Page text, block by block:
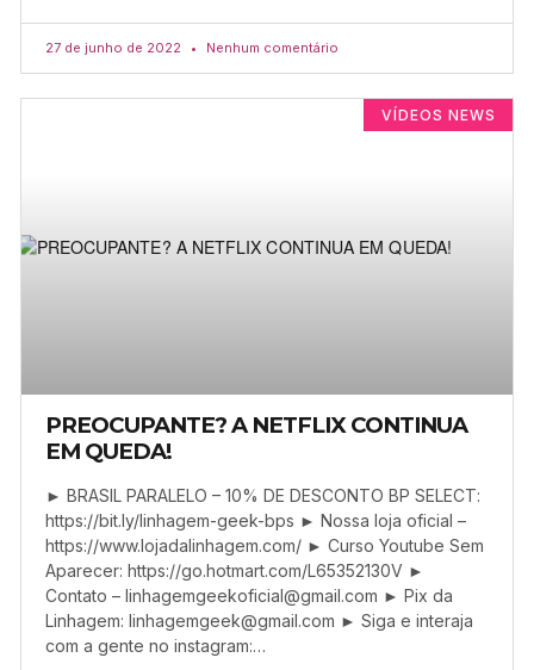
27 de junho de 2022 Nenhum comentário
VÍDEOS NEWS
PREOCUPANTE? A NETFLIX CONTINUA
EM QUEDA!
► BRASIL PARALELO – 10% DE DESCONTO BP SELECT:
https://bit.ly/linhagem-geek-bps ► Nossa loja oficial –
https://www.lojadalinhagem.com/ ► Curso Youtube Sem
Aparecer: https://go.hotmart.com/L65352130V ►
Contato – linhagemgeekoficial@gmail.com ► Pix da
Linhagem: linhagemgeek@gmail.com ► Siga e interaja
com a gente no instagram:…